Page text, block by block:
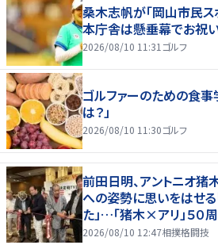
桑木志帆が「岡山市民
本庁舎は懸垂幕でお祝
2026/08/10 11:31 ゴルフ
ゴルファーのための食
は？」
2026/08/10 11:30ゴルフ
前田日明、アントニオ猪
への姿勢に思いをはせ
た」…「猪木×アリ」５０
2026/08/10 12:47相撲格闘技